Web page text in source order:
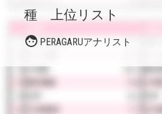
種 上位リスト
PERAGARUアナリスト